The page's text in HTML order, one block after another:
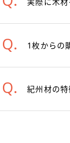
1枚からの
紀州材の特